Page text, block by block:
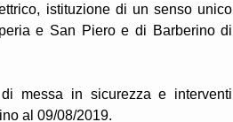
istituzione di un senso unico
e San Piero e di Barberino di
messa in sicurezza e interventi
al 09/08/2019.